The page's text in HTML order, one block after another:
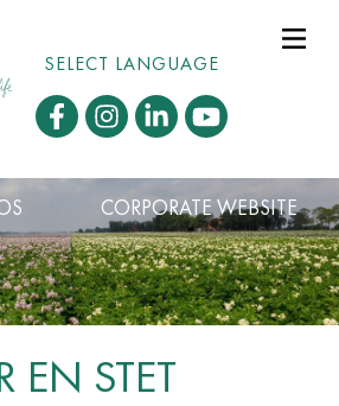
SELECT LANGUAGE
CORPORATE WEBSITE
EN STET